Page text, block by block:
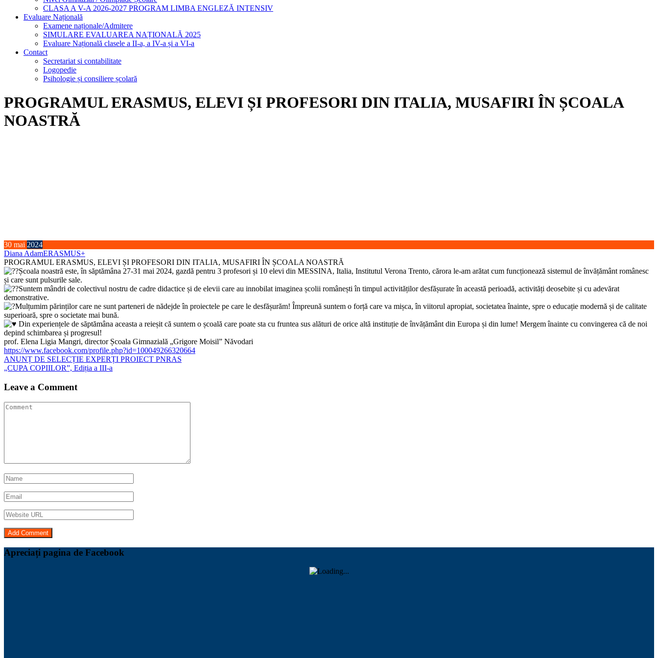
CLASA A V-A 2026-2027 PROGRAM LIMBA ENGLEZĂ INTENSIV
Evaluare Națională
Examene naționale/Admitere
SIMULARE EVALUAREA NAȚIONALĂ 2025
Evaluare Națională clasele a II-a, a IV-a și a VI-a
Contact
Secretariat si contabilitate
Logopedie
Psihologie și consiliere școlară
PROGRAMUL ERASMUS, ELEVI ȘI PROFESORI DIN ITALIA, MUSAFIRI ÎN ȘCOALA
NOASTRĂ
30 mai 2024
Diana AdamERASMUS+
PROGRAMUL ERASMUS, ELEVI ȘI PROFESORI DIN ITALIA, MUSAFIRI ÎN ȘCOALA NOASTRĂ
Școala noastră este, în săptămâna 27-31 mai 2024, gazdă pentru 3 profesori și 10 elevi din MESSINA, Italia, Institutul Verona Trento, cărora le-am arătat cum funcționează sistemul de învățământ românesc
și care sunt pulsurile sale.
Suntem mândri de colectivul nostru de cadre didactice și de elevii care au innobilat imaginea școlii românești în timpul activităților desfășurate în această perioadă, activități deosebite și cu adevărat
demonstrative.
Mulțumim părinților care ne sunt parteneri de nădejde în proiectele pe care le desfășurăm! Împreună suntem o forță care va mișca, în viitorul apropiat, societatea înainte, spre o educație modernă și de calitate
superioară, spre o societate mai bună.
Din experiențele de săptămâna aceasta a reieșit că suntem o școală care poate sta cu fruntea sus alături de orice altă instituție de învățământ din Europa și din lume! Mergem înainte cu convingerea că de noi
depind schimbarea și progresul!
prof. Elena Ligia Mangri, director Școala Gimnazială „Grigore Moisil” Năvodari
https://www.facebook.com/profile.php?id=100049266320664
Navigare
în
articole
ANUNȚ DE SELECȚIE EXPERȚI PROIECT PNRAS
„CUPA COPIILOR”, Ediția a III-a
Leave a Comment
Apreciați pagina de Facebook